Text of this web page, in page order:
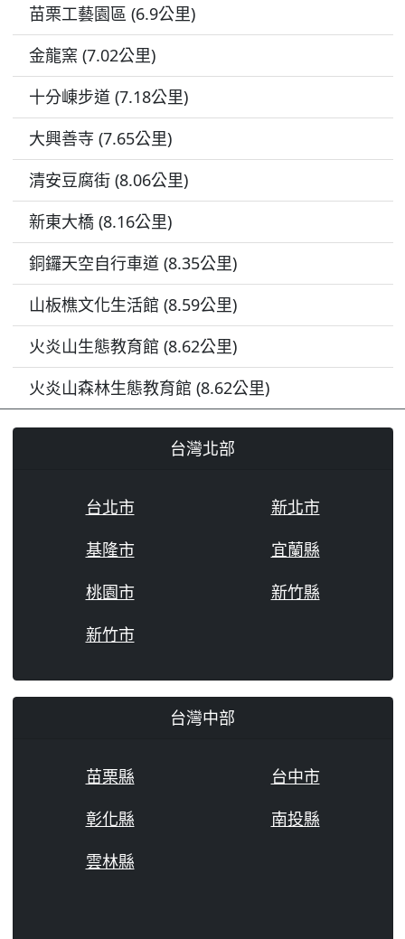
苗栗工藝園區 (6.9公里)
金龍窯 (7.02公里)
十分崠步道 (7.18公里)
大興善寺 (7.65公里)
清安豆腐街 (8.06公里)
新東大橋 (8.16公里)
銅鑼天空自行車道 (8.35公里)
山板樵文化生活館 (8.59公里)
火炎山生態教育館 (8.62公里)
火炎山森林生態教育館 (8.62公里)
台灣北部
台北市
新北市
基隆市
宜蘭縣
桃園市
新竹縣
新竹市
台灣中部
苗栗縣
台中市
彰化縣
南投縣
雲林縣